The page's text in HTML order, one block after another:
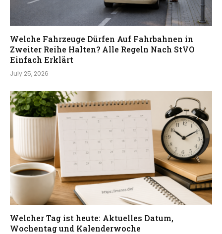
Welche Fahrzeuge Dürfen Auf Fahrbahnen in
Zweiter Reihe Halten? Alle Regeln Nach StVO
Einfach Erklärt
July 25, 2026
Welcher Tag ist heute: Aktuelles Datum,
Wochentag und Kalenderwoche